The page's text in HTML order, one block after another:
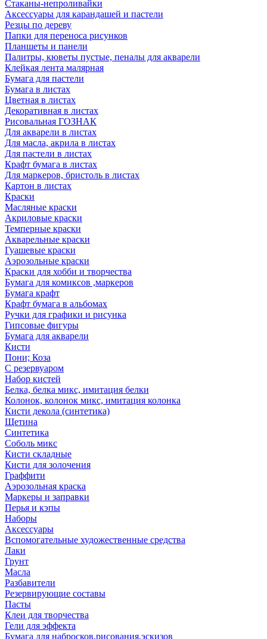
Стаканы-непроливайки
Аксессуары для карандашей и пастели
Резцы по дереву
Папки для переноса рисунков
Планшеты и панели
Палитры, кюветы пустые, пеналы для акварели
Клейкая лента малярная
Бумага для пастели
Бумага в листах
Цветная в листах
Декоративная в листах
Рисовальная ГОЗНАК
Для акварели в листах
Для масла, акрила в листах
Для пастели в листах
Крафт бумага в листах
Для маркеров, бристоль в листах
Картон в листах
Краски
Масляные краски
Акриловые краски
Темперные краски
Акварельные краски
Гуашевые краски
Аэрозольные краски
Краски для хобби и творчества
Бумага для комиксов ,маркеров
Бумага крафт
Крафт бумага в альбомах
Ручки для графики и рисунка
Гипсовые фигуры
Бумага для акварели
Кисти
Пони; Коза
С резервуаром
Набор кистей
Белка, белка микс, имитация белки
Колонок, колонок микс, имитация колонка
Кисти декола (синтетика)
Щетина
Синтетика
Соболь микс
Кисти складные
Кисти для золочения
Граффити
Аэрозольная краска
Маркеры и заправки
Перья и кэпы
Наборы
Аксессуары
Вспомогательные художественные средства
Лаки
Грунт
Масла
Разбавители
Резервирующие составы
Пасты
Клеи для творчества
Гели для эффекта
Бумага для набросков,рисования,эскизов